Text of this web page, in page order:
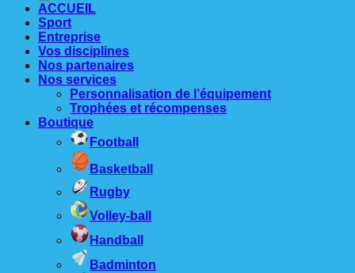
ACCUEIL
Sport
Entreprise
Vos disciplines
Nos partenaires
Nos services
Personnalisation de l’équipement
Trophées et récompenses
Boutique
Football
Basketball
Rugby
Volley-ball
Handball
Badminton